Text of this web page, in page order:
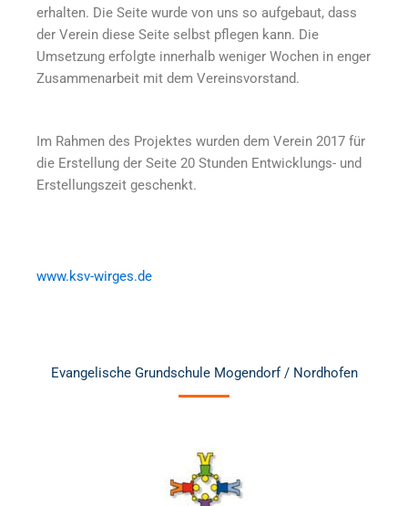
erhalten. Die Seite wurde von uns so aufgebaut, dass
der Verein diese Seite selbst pflegen kann. Die
Umsetzung erfolgte innerhalb weniger Wochen in enger
Zusammenarbeit mit dem Vereinsvorstand.
Im Rahmen des Projektes wurden dem Verein 2017 für
die Erstellung der Seite 20 Stunden Entwicklungs- und
Erstellungszeit geschenkt.
www.ksv-wirges.de
Evangelische Grundschule Mogendorf / Nordhofen